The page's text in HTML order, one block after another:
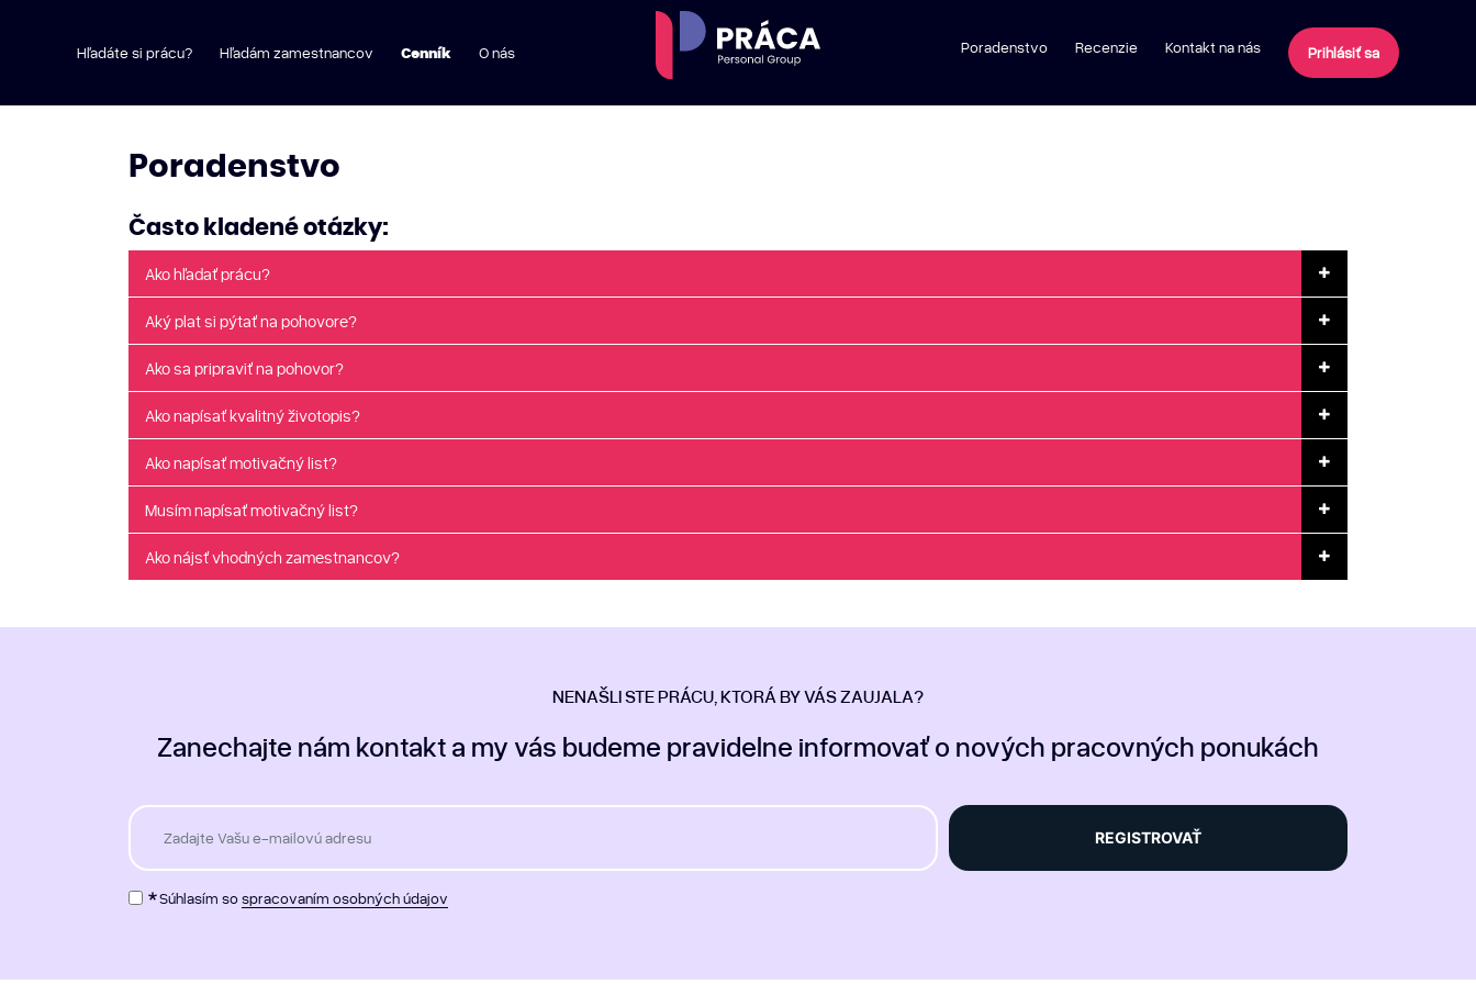
Hľadáte si prácu? Hľadám zamestnancov Cenník O nás Poradenstvo Recenzie Kontakt na nás Prihlásiť sa
Poradenstvo
Často kladené otázky:
Ako hľadať prácu?
Aký plat si pýtať na pohovore?
Ako sa pripraviť na pohovor?
Ako napísať kvalitný životopis?
Ako napísať motivačný list?
Musím napísať motivačný list?
Ako nájsť vhodných zamestnancov?
NENAŠLI STE PRÁCU, KTORÁ BY VÁS ZAUJALA?
Zanechajte nám kontakt a my vás budeme pravidelne informovať o nových pracovných ponukách
REGISTROVAŤ
*Súhlasím sospracovaním osobných údajov